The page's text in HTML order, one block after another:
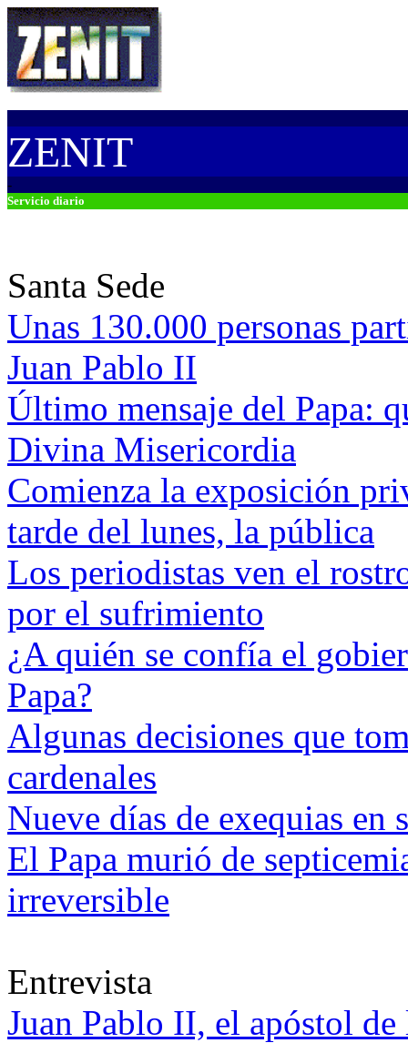
ZENIT
-
Servicio diario
Santa Sede
Unas 130.000 personas
Juan Pablo II
Último mensaje del Papa:
Divina Misericordia
Comienza la exposición
tarde del lunes, la pública
Los periodistas ven el
por el sufrimiento
¿A quién se confía el
Papa?
Algunas decisiones que
cardenales
Nueve días de exequias en
El Papa murió de
irreversible
Entrevista
Juan Pablo II, el apóstol